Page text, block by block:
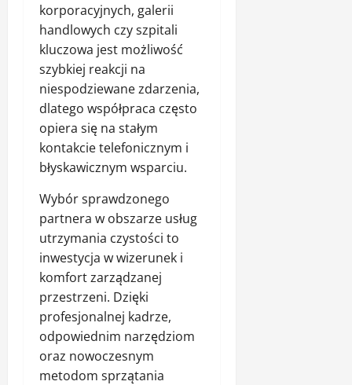
korporacyjnych, galerii
handlowych czy szpitali
kluczowa jest możliwość
szybkiej reakcji na
niespodziewane zdarzenia,
dlatego współpraca często
opiera się na stałym
kontakcie telefonicznym i
błyskawicznym wsparciu.
Wybór sprawdzonego
partnera w obszarze usług
utrzymania czystości to
inwestycja w wizerunek i
komfort zarządzanej
przestrzeni. Dzięki
profesjonalnej kadrze,
odpowiednim narzędziom
oraz nowoczesnym
metodom sprzątania